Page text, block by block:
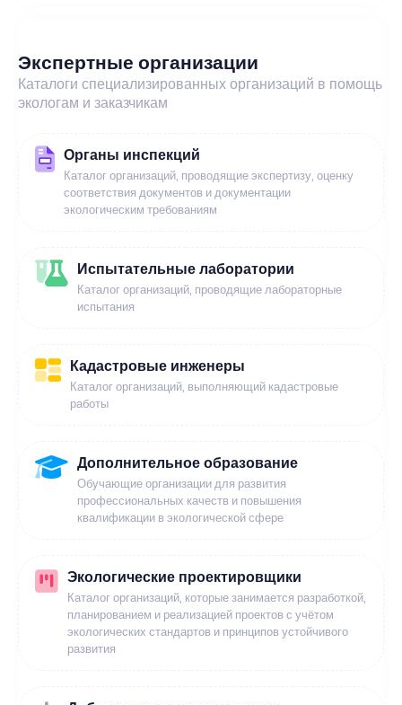
Экспертные организации
Каталоги специализированных организаций в помощь
экологам и заказчикам
Органы инспекций
Каталог организаций, проводящие экспертизу, оценку
соответствия документов и документации
экологическим требованиям
Испытательные лаборатории
Каталог организаций, проводящие лабораторные
испытания
Кадастровые инженеры
Каталог организаций, выполняющий кадастровые
работы
Дополнительное образование
Обучающие организации для развития
профессиональных качеств и повышения
квалификации в экологической сфере
Экологические проектировщики
Каталог организаций, которые занимается разработкой,
планированием и реализацией проектов с учётом
экологических стандартов и принципов устойчивого
развития